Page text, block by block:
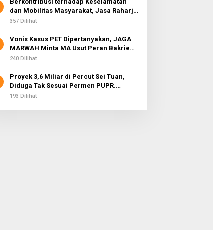
Berkontribusi terhadap Keselamatan
dan Mobilitas Masyarakat, Jasa Raharja
Raih Penghargaan di Ajang Transportasi
357 Dilihat
Vonis Kasus PET Dipertanyakan, JAGA
MARWAH Minta MA Usut Peran Bakrie
Group
240 Dilihat
Proyek 3,6 Miliar di Percut Sei Tuan,
Diduga Tak Sesuai Permen PUPR.
Volume dan Nama Pengawas Tidak
193 Dilihat